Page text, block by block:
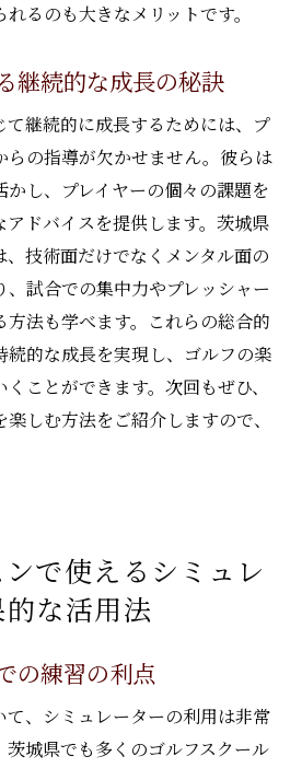
るのも大きなメリットです。
継続的な成長の秘訣
て継続的に成長するためには、プ
らの指導が欠かせません。彼らは
し、プレイヤーの個々の課題を
アドバイスを提供します。茨城県
、技術面だけでなくメンタル面の
、試合での集中力やプレッシャー
方法も学べます。これらの総合的
続的な成長を実現し、ゴルフの楽
ことができます。次回もぜひ、
しむ方法をご紹介しますので、
で使えるシミュレ
な活用法
の練習の利点
て、シミュレーターの利用は非常
茨城県でも多くのゴルフスクール